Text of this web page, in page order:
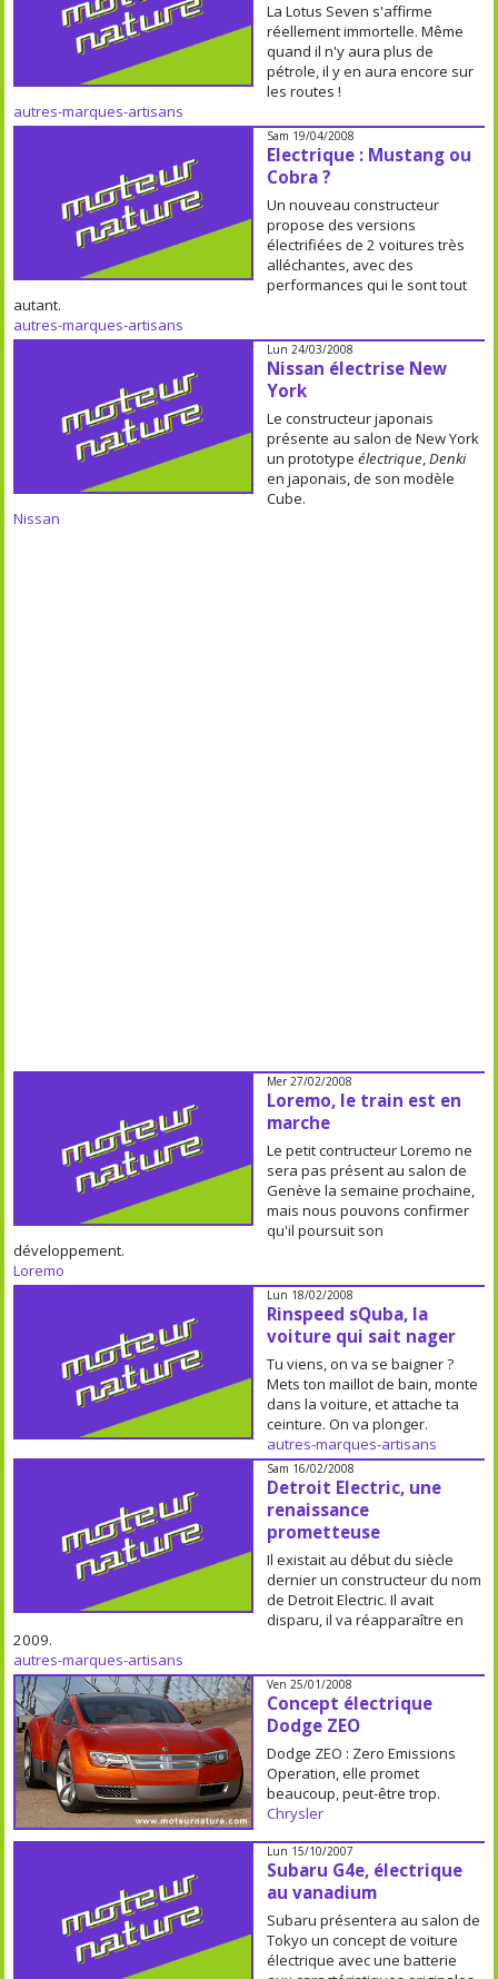
La Lotus Seven s'affirme
réellement immortelle. Même
quand il n'y aura plus de
pétrole, il y en aura encore sur
les routes !
autres-marques-artisans
Sam 19/04/2008
Electrique : Mustang ou
Cobra ?
Un nouveau constructeur
propose des versions
électrifiées de 2 voitures très
alléchantes, avec des
performances qui le sont tout
autant.
autres-marques-artisans
Lun 24/03/2008
Nissan électrise New
York
Le constructeur japonais
présente au salon de New York
un prototype électrique,Denki
en japonais, de son modèle
Cube.
Nissan
Mer 27/02/2008
Loremo, le train est en
marche
Le petit contructeur Loremo ne
sera pas présent au salon de
Genève la semaine prochaine,
mais nous pouvons confirmer
qu'il poursuit son
développement.
Loremo
Lun 18/02/2008
Rinspeed sQuba, la
voiture qui sait nager
Tu viens, on va se baigner ?
Mets ton maillot de bain, monte
dans la voiture, et attache ta
ceinture. On va plonger.
autres-marques-artisans
Sam 16/02/2008
Detroit Electric, une
renaissance
prometteuse
Il existait au début du siècle
dernier un constructeur du nom
de Detroit Electric. Il avait
disparu, il va réapparaître en
2009.
autres-marques-artisans
Ven 25/01/2008
Concept électrique
Dodge ZEO
Dodge ZEO : Zero Emissions
Operation, elle promet
beaucoup, peut-être trop.
Chrysler
Lun 15/10/2007
Subaru G4e, électrique
au vanadium
Subaru présentera au salon de
Tokyo un concept de voiture
électrique avec une batterie